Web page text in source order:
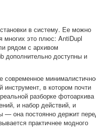
в систему. Ее можно
многих это плюс: AntiDupl
рядом с архивом
дополнительно доступны и
современное
в котором почти
разборке фотоархива
и набор действий, и
— она постоянно держит
практичнее модного